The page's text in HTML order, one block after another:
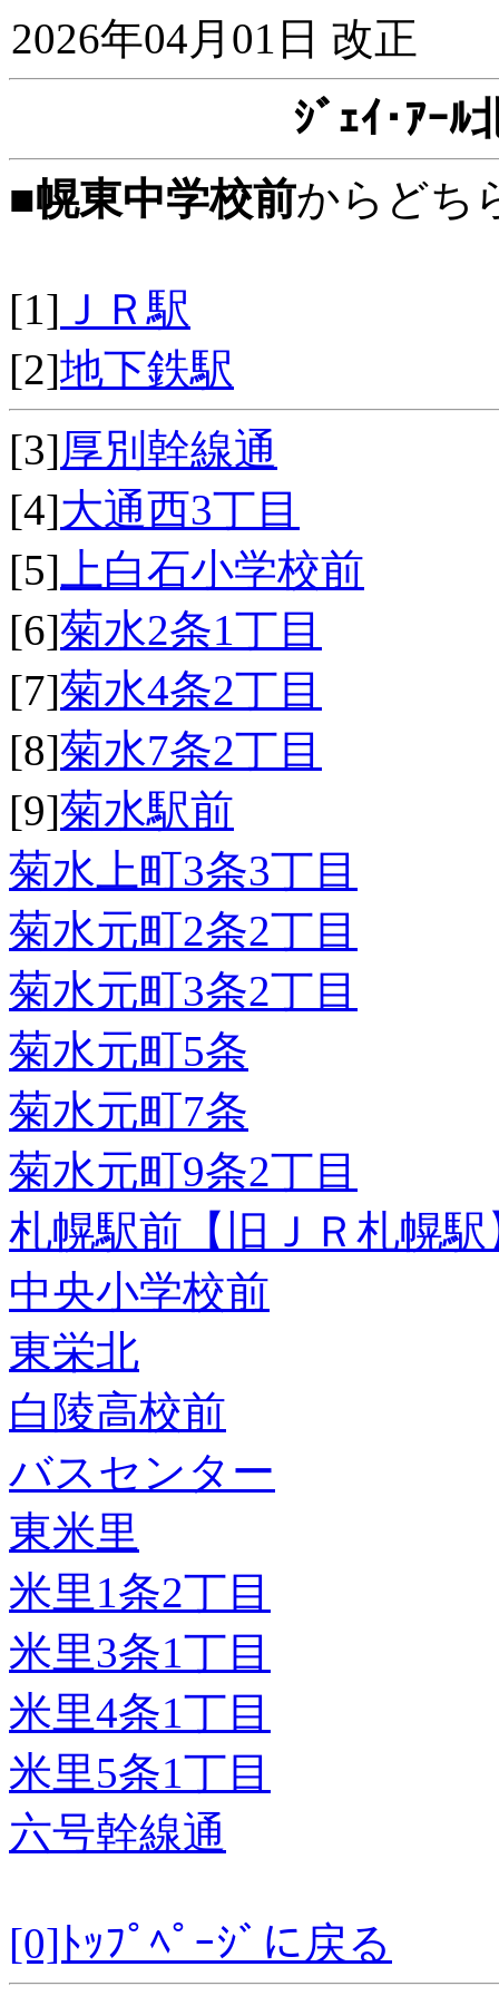
2026年04月01日 改正
ｼﾞｪｲ･ｱｰﾙ
■幌東中学校前からどち
[1] ＪＲ駅
[2]地下鉄駅
[3]厚別幹線通
[4]大通西3丁目
[5] 上白石小学校前
[6]菊水2条1丁目
[7]菊水4条2丁目
[8]菊水7条2丁目
[9]菊水駅前
菊水上町3条3丁目
菊水元町2条2丁目
菊水元町3条2丁目
菊水元町5条
菊水元町7条
菊水元町9条2丁目
札幌駅前【旧ＪＲ札幌駅
中央小学校前
東栄北
白陵高校前
バスセンター
東米里
米里1条2丁目
米里3条1丁目
米里4条1丁目
米里5条1丁目
六号幹線通
[0]ﾄｯﾌﾟﾍﾟｰｼﾞに戻る